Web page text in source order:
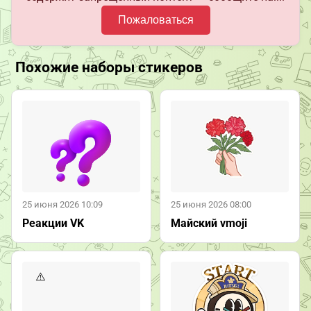
Пожаловаться
Похожие наборы стикеров
25 июня 2026 10:09
Реакции VK
25 июня 2026 08:00
Майский vmoji